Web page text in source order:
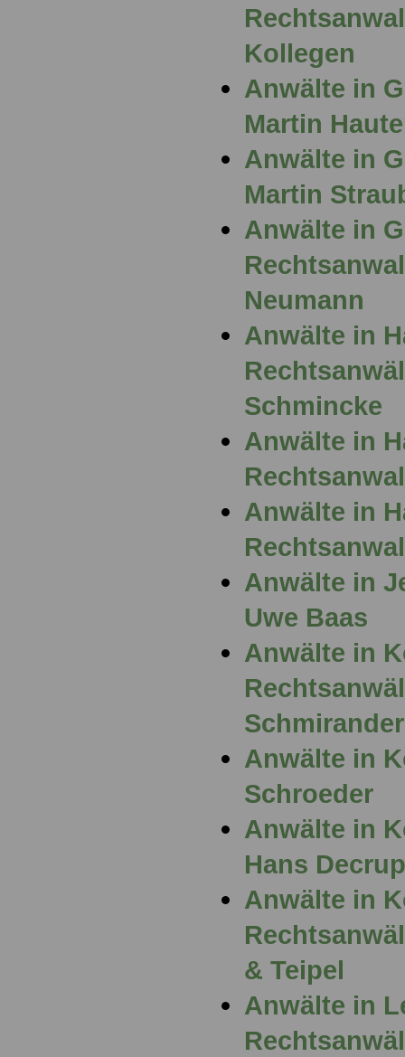
Kollegen
Anwälte in
Martin
Anwälte in
Martin
Anwälte in
Neumann
Anwälte in
Schmincke
Anwälte in
Anwälte in
Anwälte in
Uwe Baas
Anwälte in
Schmirander
Anwälte in
Schroeder
Anwälte in
Hans
Anwälte in
& Teipel
Anwälte in